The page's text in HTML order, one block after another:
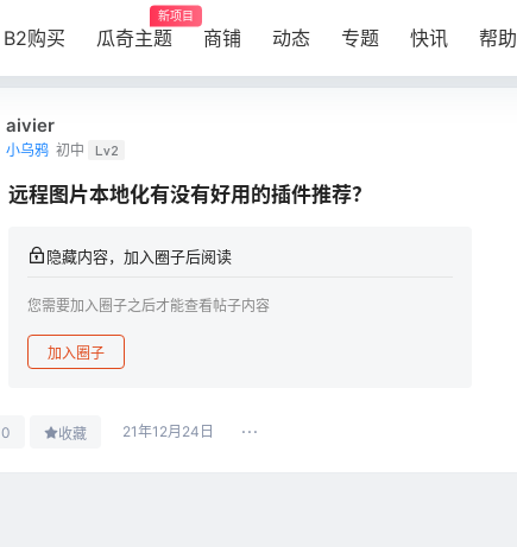
B2购买 瓜奇主题
新项目
商铺 动态 专题 快讯 帮助
aivier
小乌鸦 初中 Lv2
远程图片本地化有没有好用的插件推荐？
隐藏内容，加入圈子后阅读
您需要加入圈子之后才能查看帖子内容
加入圈子
0 收藏 21年12月24日